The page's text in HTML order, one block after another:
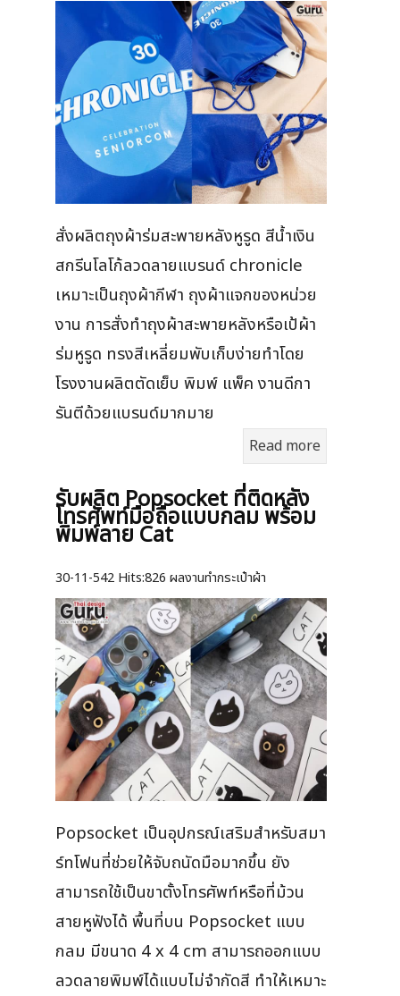
สั่งผลิตถุงผ้าร่มสะพายหลังหูรูด สีน้ำเงิน
สกรีนโลโก้ลวดลายแบรนด์ chronicle
เหมาะเป็นถุงผ้ากีฬา ถุงผ้าแจกของหน่วย
งาน การสั่งทำถุงผ้าสะพายหลังหรือเป้ผ้า
ร่มหูรูด ทรงสีเหลี่ยมพับเก็บง่ายทำโดย
โรงงานผลิตตัดเย็บ พิมพ์ แพ็ค งานดีกา
รันตีด้วยแบรนด์มากมาย
Read more
รับผลิต Popsocket ที่ติดหลัง
โทรศัพท์มือถือแบบกลม พร้อม
พิมพ์ลาย Cat
30-11-542 Hits:826 ผลงานทำกระเป๋าผ้า
Popsocket เป็นอุปกรณ์เสริมสำหรับสมา
ร์ทโฟนที่ช่วยให้จับถนัดมือมากขึ้น ยัง
สามารถใช้เป็นขาตั้งโทรศัพท์หรือที่ม้วน
สายหูฟังได้ พื้นที่บน Popsocket แบบ
กลม มีขนาด 4 x 4 cm สามารถออกแบบ
ลวดลายพิมพ์ได้แบบไม่จำกัดสี ทำให้เหมาะ